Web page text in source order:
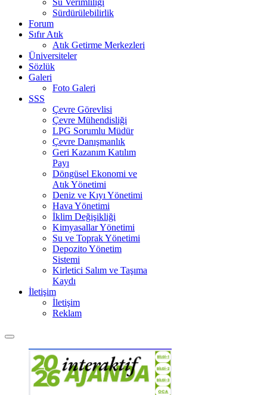
Su Verimliliği
Sürdürülebilirlik
Forum
Sıfır Atık
Atık Getirme Merkezleri
Üniversiteler
Sözlük
Galeri
Foto Galeri
SSS
Çevre Görevlisi
Çevre Mühendisliği
LPG Sorumlu Müdür
Çevre Danışmanlık
Geri Kazanım Katılım
Payı
Döngüsel Ekonomi ve
Atık Yönetimi
Deniz ve Kıyı Yönetimi
Hava Yönetimi
İklim Değişikliği
Kimyasallar Yönetimi
Su ve Toprak Yönetimi
Depozito Yönetim
Sistemi
Kirletici Salım ve Taşıma
Kaydı
İletişim
İletişim
Reklam